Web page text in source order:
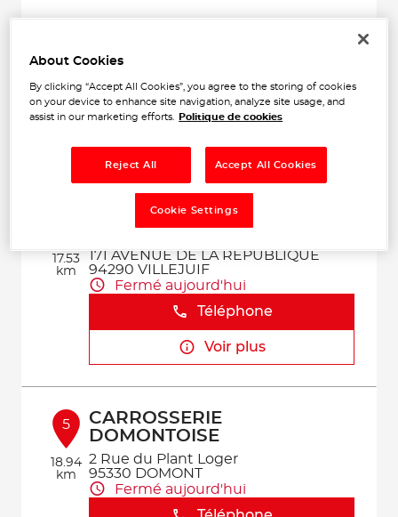
km
77340 PONTAULT-COMBAULT
Fermé aujourd'hui
Téléphone
17.53
km
GARAGE REPUBLIQUE
AUTOMOBILE
171 AVENUE DE LA REPUBLIQUE
94290 VILLEJUIF
Fermé aujourd'hui
Téléphone
Voir plus
5
18.94
km
CARROSSERIE
DOMONTOISE
2 Rue du Plant Loger
95330 DOMONT
Fermé aujourd'hui
About Cookies
By clicking “Accept All Cookies”, you agree to the storing of cookies
on your device to enhance site navigation, analyze site usage, and
assist in our marketing efforts.
Politique de cookies
Reject All Accept All Cookies
Cookie Settings